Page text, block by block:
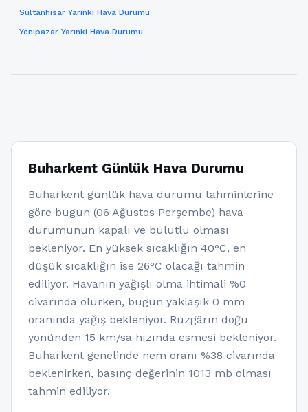
Sultanhisar Yarınki Hava Durumu
Yenipazar Yarınki Hava Durumu
Buharkent Günlük Hava Durumu
Buharkent günlük hava durumu tahminlerine
göre bugün (06 Ağustos Perşembe) hava
durumunun kapalı ve bulutlu olması
bekleniyor. En yüksek sıcaklığın 40°C, en
düşük sıcaklığın ise 26°C olacağı tahmin
ediliyor. Havanın yağışlı olma ihtimali %0
civarında olurken, bugün yaklaşık 0 mm
oranında yağış bekleniyor. Rüzgârın doğu
yönünden 15 km/sa hızında esmesi bekleniyor.
Buharkent genelinde nem oranı %38 civarında
beklenirken, basınç değerinin 1013 mb olması
tahmin ediliyor.